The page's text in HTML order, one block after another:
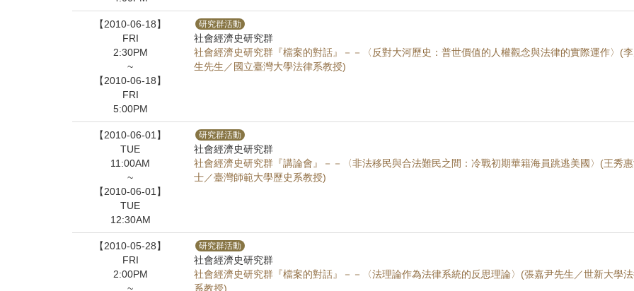
【2010-06-18】
FRI
2:30PM
~
【2010-06-18】
FRI
5:00PM
研究群活動
社會經濟史研究群
社會經濟史研究群『檔案的對話』－－〈反對大河歷史：普世價值的人權觀念與法律的實際運作〉(
生先生／國立臺灣大學法律系教授)
【2010-06-01】
TUE
11:00AM
~
【2010-06-01】
TUE
12:30AM
研究群活動
社會經濟史研究群
社會經濟史研究群『講論會』－－〈非法移民與合法難民之間：冷戰初期華籍海員跳逃美國〉(王秀
士／臺灣師範大學歷史系教授)
【2010-05-28】
FRI
2:00PM
~
研究群活動
社會經濟史研究群
社會經濟史研究群『檔案的對話』－－〈法理論作為法律系統的反思理論〉(張嘉尹先生／世新大學
系教授)